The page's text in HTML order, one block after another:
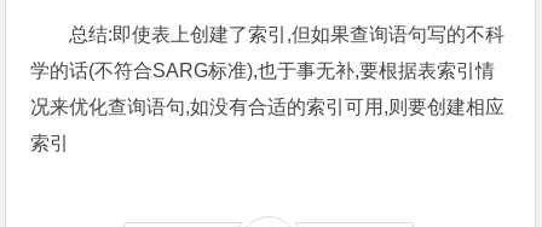
总结:即使表上创建了索引,但如果查询语句写的不科
学的话(不符合SARG标准),也于事无补,要根据表索引情
况来优化查询语句,如没有合适的索引可用,则要创建相应
索引